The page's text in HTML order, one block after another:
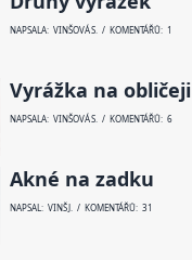
NAPSALA: VINŠOVÁ S. / KOMENTÁŘŮ: 1
Vyrážka na obličeji
NAPSALA: VINŠOVÁ S. / KOMENTÁŘŮ: 6
Akné na zadku
NAPSAL: VINŠ J. / KOMENTÁŘŮ: 31